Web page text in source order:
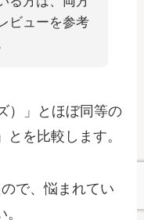
ビューを参考
）」とほぼ同等の
を比較します。
で、悩まれてい